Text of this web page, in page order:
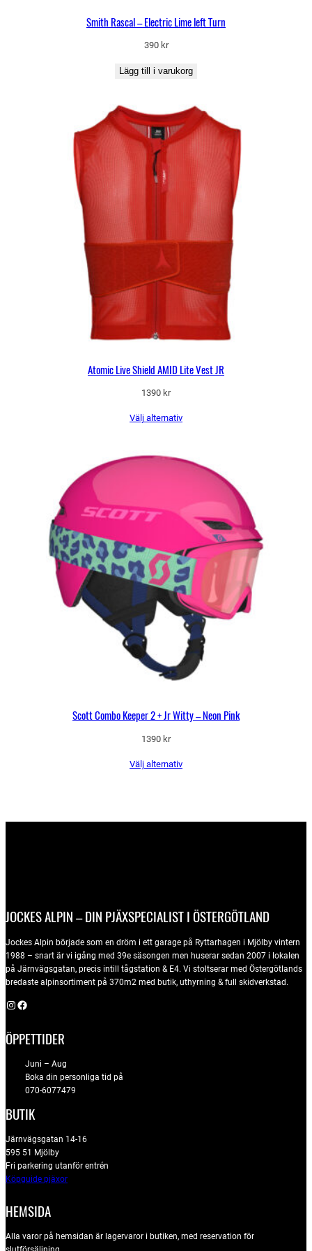
Smith Rascal – Electric Lime left Turn
390 kr
Lägg till i varukorg
Atomic Live Shield AMID Lite Vest JR
1390 kr
Välj alternativ
Scott Combo Keeper 2 + Jr Witty – Neon Pink
1390 kr
Välj alternativ
JOCKES ALPIN – DIN PJÄXSPECIALIST I ÖSTERGÖTLAND
Jockes Alpin började som en dröm i ett garage på Ryttarhagen i Mjölby vintern
1988 – snart är vi igång med 39e säsongen men huserar sedan 2007 i lokalen
på Järnvägsgatan, precis intill tågstation & E4. Vi stoltserar med Östergötlands
bredaste alpinsortiment på 370m2 med butik, uthyrning & full skidverkstad.
Instagram Facebook
ÖPPETTIDER
Juni – Aug
Boka din personliga tid på
070-6077479
BUTIK
Järnvägsgatan 14-16
595 51 Mjölby
Fri parkering utanför entrén
Köpguide pjäxor
HEMSIDA
Alla varor på hemsidan är lagervaror i butiken, med reservation för